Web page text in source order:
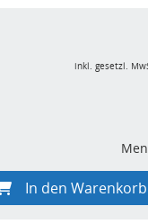
inkl. gesetzl.
In den Warenkorb